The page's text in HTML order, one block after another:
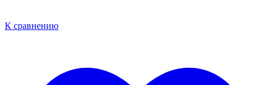
К сравнению